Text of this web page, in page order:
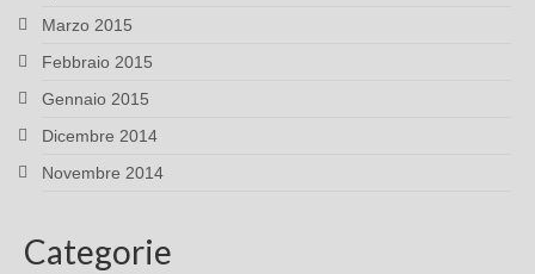
Marzo 2015
Febbraio 2015
Gennaio 2015
Dicembre 2014
Novembre 2014
Categorie